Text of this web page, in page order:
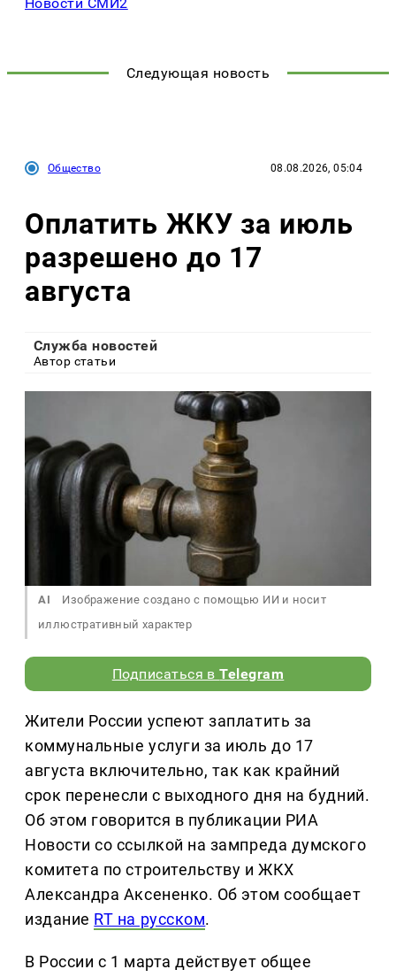
Следующая новость
Общество 08.08.2026, 05:04
Оплатить ЖКУ за июль
разрешено до 17
августа
Служба новостей
Автор статьи
AI
Изображение создано с помощью ИИ и носит
иллюстративный характер
Подписаться вTelegram
Жители России успеют заплатить за
коммунальные услуги за июль до 17
августа включительно, так как крайний
срок перенесли с выходного дня на будний.
Об этом говорится в публикации РИА
Новости со ссылкой на зампреда думского
комитета по строительству и ЖКХ
Александра Аксененко. Об этом сообщает
издание RT на русском.
В России с 1 марта действует общее